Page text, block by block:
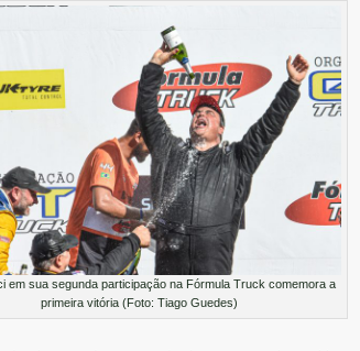
em sua segunda participação na Fórmula Truck comemora a
primeira vitória (Foto: Tiago Guedes)